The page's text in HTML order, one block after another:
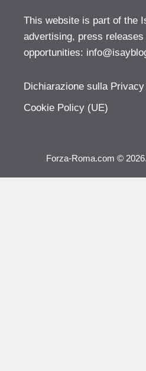
This website is part of the
advertising, press releases
opportunities:
Dichiarazione sulla
Cookie Policy (UE)
Forza-Roma.com ©